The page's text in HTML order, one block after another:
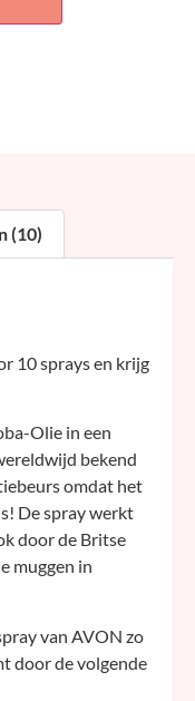
(10)
10 sprays en krijg
Olie in een
bekend
omdat het
De spray werkt
door de Britse
muggen in
van AVON zo
door de volgende